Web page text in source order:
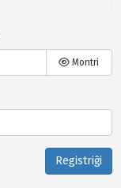
Montri
Registriĝi